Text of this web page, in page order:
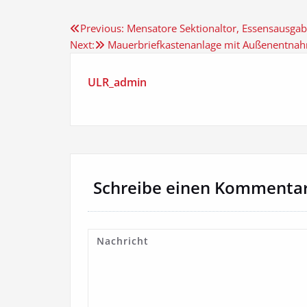
Beitragsnavigation
Previous: Mensatore Sektionaltor,
Next:
Mauerbriefkastenanlage mit
ULR_admin
Schreibe einen